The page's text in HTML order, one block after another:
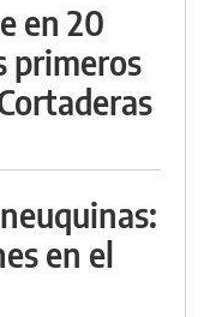
en 20
primeros
en el